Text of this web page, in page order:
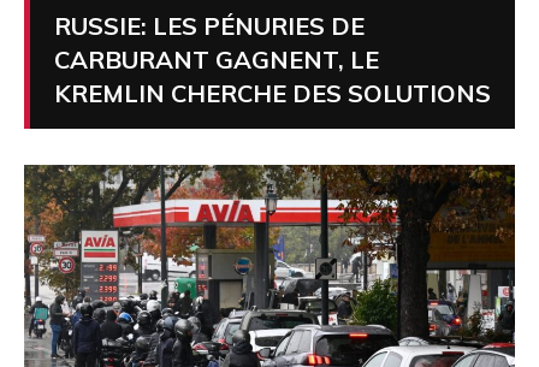
RUSSIE: LES PÉNURIES DE
CARBURANT GAGNENT, LE
KREMLIN CHERCHE DES SOLUTIONS